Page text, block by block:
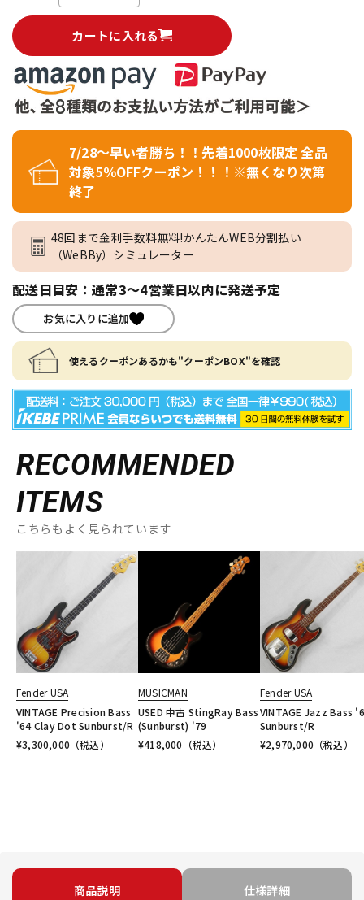
カートに入れる
7/28～早い者勝ち！！先着1000枚限定 全品
対象5％OFFクーポン！！！※無くなり次第
終了
48回まで金利手数料無料!かんたんWEB分割払い
（WeBBy）シミュレーター
配送日目安：通常3～4営業日以内に発送予定
お気に入りに追加
使えるクーポンあるかも"クーポンBOX"を確認
RECOMMENDED
ITEMS
こちらもよく見られています
Fender USA
VINTAGE Precision Bass
'64 Clay Dot Sunburst/R
¥3,300,000 （税込）
MUSICMAN
USED 中古 StingRay Bass
(Sunburst) '79
¥418,000 （税込）
Fender USA
VINTAGE Jazz Bass
Sunburst/R
¥2,970,000 （税込）
商品説明 仕様詳細